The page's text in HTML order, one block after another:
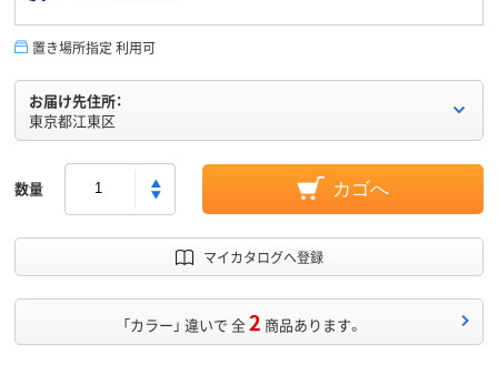
置き場所指定 利用可
お届け先住所：
東京都江東区
数量 カゴへ
マイカタログへ登録
「カラー」 違いで 全2 商品あります。